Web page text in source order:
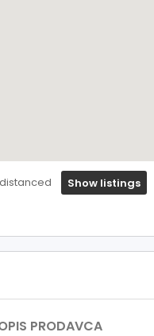
Show listings
PRODAVCA